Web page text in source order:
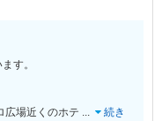
す。
広場近くのホテ ...
続き